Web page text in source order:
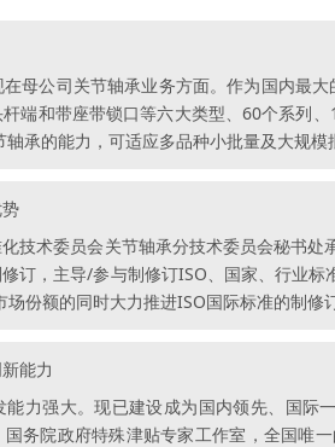
母公司关节轴承业务方面。作为国内最
端和带座带锁口等六大类型、60个系列
承的能力，可适应多品种小批量及大规模
技术委员会关节轴承分技术委员会秘书
订，主导/参与制修订ISO、国家、行业
场份额的同时大力推进ISO国际标准的制
能力
力强大。现已建设成为国内领先、国
务院政府特殊津贴专家工作室，全国唯